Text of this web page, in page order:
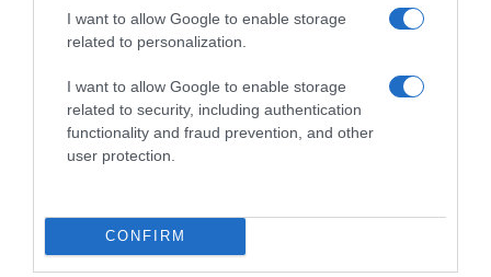
I want to allow Google to enable storage
related to personalization.
I want to allow Google to enable storage
related to security, including authentication
functionality and fraud prevention, and other
user protection.
CONFIRM